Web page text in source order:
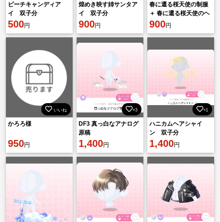
ピーチキャンディア
イ 双子分
500円
煌めき映す姉サンタア
イ 双子分
900円
春に還る桜天使の制服
＋ 春に還る桜天使のヘ
イロー
900円
いいね
かろろ様
950円
×3
DF3 真っ白なアナログ
原稿
1,400円
×1
ハニカムヘアシャイ
ン 双子分
1,400円